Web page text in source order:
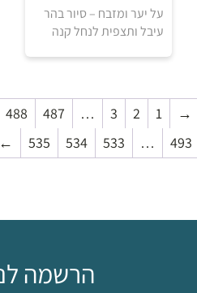
למידע ולרכישה
5
₪
למידע ולרכישה
על יער ומזבח – סיור בהר
עיבל ותצפית לנחל קנה
→
1
2
3
…
487
488
493
…
533
534
535
←
הרשמה